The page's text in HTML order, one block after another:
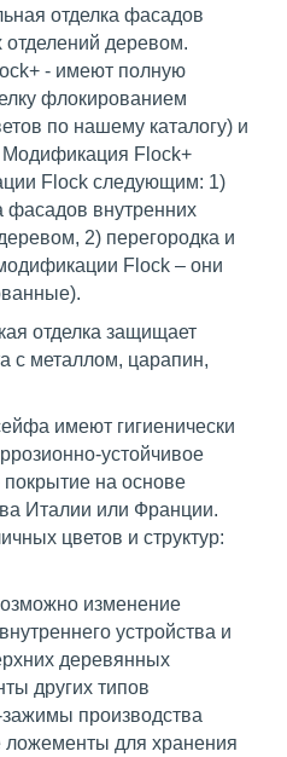
отделка фасадов
деревом.
- имеют полную
флокированием
по нашему каталогу) и
Flock+
Flock следующим: 1)
фасадов внутренних
2) перегородка и
Flock – они
отделка защищает
с металлом, царапин,
имеют гигиенически
устойчивое
на основе
Италии или Франции.
цветов и структур:
изменение
устройства и
деревянных
других типов
производства
для хранения